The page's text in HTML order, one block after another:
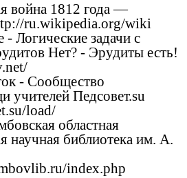
война 1812 года —
ru.wikipedia.org/wiki
- Логические задачи с
Нет? - Эрудиты есть!
- Сообщество
учителей Педсовет.su
load/
областная
научная библиотека им. А.
index.php